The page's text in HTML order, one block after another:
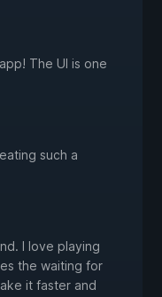
The UI is one
such a
I love playing
the waiting for
it faster and